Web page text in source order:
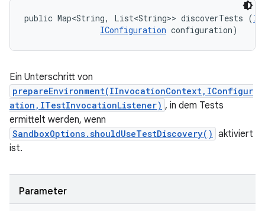
public Map<String, List<String>> discoverTests (
IConfiguration configuration)
Ein Unterschritt von
prepareEnvironment(IInvocationContext,IConfigur
ation,ITestInvocationListener) , in dem Tests
ermittelt werden, wenn
SandboxOptions.shouldUseTestDiscovery() aktiviert
ist.
Parameter